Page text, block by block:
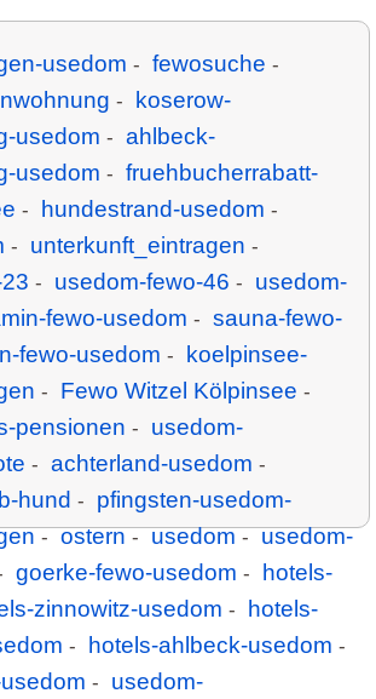
usedom - fewosuche -
-
koserow-
usedom - ahlbeck-
usedom - fruehbucherrabatt-
- hundestrand-usedom -
- unterkunft_eintragen -
- usedom-fewo-46 - usedom-
fewo-usedom - sauna-fewo-
fewo-usedom -
koelpinsee-
- Fewo Witzel Kölpinsee -
pensionen - usedom-
- achterland-usedom -
hund - pfingsten-usedom-
- ostern - usedom - usedom-
goerke-fewo-usedom -
hotels-
zinnowitz-usedom -
hotels-
- hotels-ahlbeck-usedom -
- usedom-